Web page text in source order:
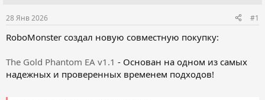
28 Янв 2026 #1
RoboMonster создал новую совместную покупку:
The Gold Phantom EA v1.1 - Основан на одном из самых
надежных и проверенных временем подходов!